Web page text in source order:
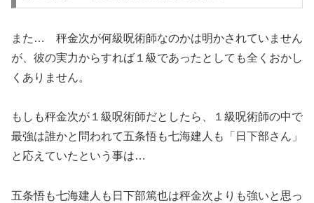
また… 秤金次が何級呪術師なのかは明かされていません
が、彼の実力からすれば１級であったとしても全くおかし
くありません。
もしも秤金次が１級呪術師だとしたら、１級呪術師の中で
最強は誰かと問われて五条悟も七海建人も「日下部さん」
と応えていたという事は…
五条悟も七海建人も日下部篤也は秤金次よりも強いと思っ